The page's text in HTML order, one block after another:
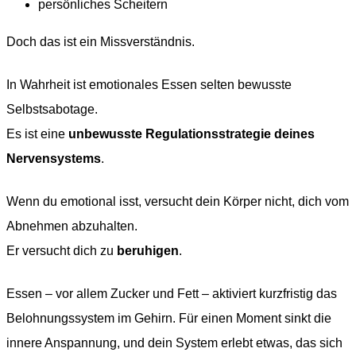
persönliches Scheitern
Doch das ist ein Missverständnis.
In Wahrheit ist emotionales Essen selten bewusste
Selbstsabotage.
Es ist eine unbewusste Regulationsstrategie deines
Nervensystems.
Wenn du emotional isst, versucht dein Körper nicht, dich vom
Abnehmen abzuhalten.
Er versucht dich zu beruhigen.
Essen – vor allem Zucker und Fett – aktiviert kurzfristig das
Belohnungssystem im Gehirn. Für einen Moment sinkt die
innere Anspannung, und dein System erlebt etwas, das sich